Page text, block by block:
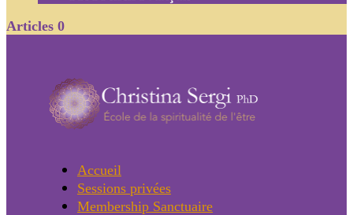
Articles 0
Accueil
Sessions privées
Membership Sanctuaire